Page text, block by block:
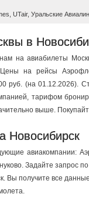
UTair, Уральские
в
на авиабилеты
на рейсы
руб. (на 01.12.2026).
тарифом
выше.
Новосибирск
авиакомпании:
Задайте запрос
Вы получите все